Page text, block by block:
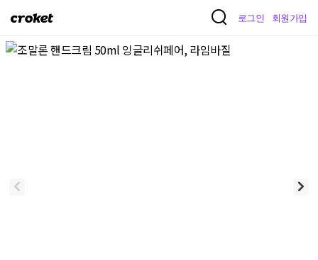
크
켓
로그인 회원가입